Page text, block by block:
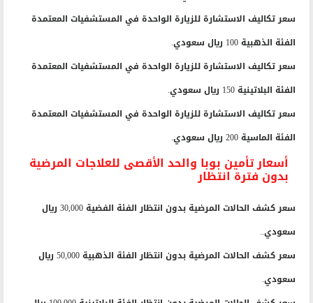
سعر تكاليف الاستشارة للزيارة الواحدة في المستشفيات المعتمدة
الفئة الذهبية 100 ريال سعودي.
سعر تكاليف الاستشارة للزيارة الواحدة في المستشفيات المعتمدة
الفئة البلاتينية 150 ريال سعودي.
سعر تكاليف الاستشارة للزيارة الواحدة في المستشفيات المعتمدة
الفئة الماسية 200 ريال سعودي.
أسعار تأمين بوبا والحد الأقصى للعلاجات المرضية
بدون فترة انتظار
سعر كشف الحالات المرضية بدون انتظار الفئة الفضية 30,000 ريال
سعودي..
سعر كشف الحالات المرضية بدون انتظار الفئة الذهبية 50,000 ريال
سعودي.